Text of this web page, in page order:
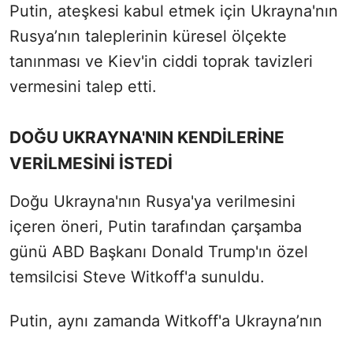
Putin, ateşkesi kabul etmek için Ukrayna'nın
Rusya’nın taleplerinin küresel ölçekte
tanınması ve Kiev'in ciddi toprak tavizleri
vermesini talep etti.
DOĞU UKRAYNA'NIN KENDİLERİNE
VERİLMESİNİ İSTEDİ
Doğu Ukrayna'nın Rusya'ya verilmesini
içeren öneri, Putin tarafından çarşamba
günü ABD Başkanı Donald Trump'ın özel
temsilcisi Steve Witkoff'a sunuldu.
Putin, aynı zamanda Witkoff'a Ukrayna’nın